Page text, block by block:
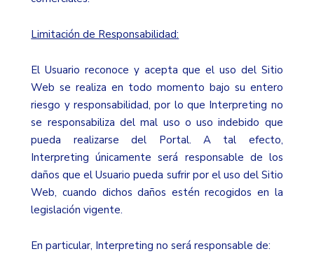
Limitación de Responsabilidad:
El Usuario reconoce y acepta que el uso del Sitio
Web se realiza en todo momento bajo su entero
riesgo y responsabilidad, por lo que Interpreting no
se responsabiliza del mal uso o uso indebido que
pueda realizarse del Portal. A tal efecto,
Interpreting únicamente será responsable de los
daños que el Usuario pueda sufrir por el uso del Sitio
Web, cuando dichos daños estén recogidos en la
legislación vigente.
En particular, Interpreting no será responsable de: